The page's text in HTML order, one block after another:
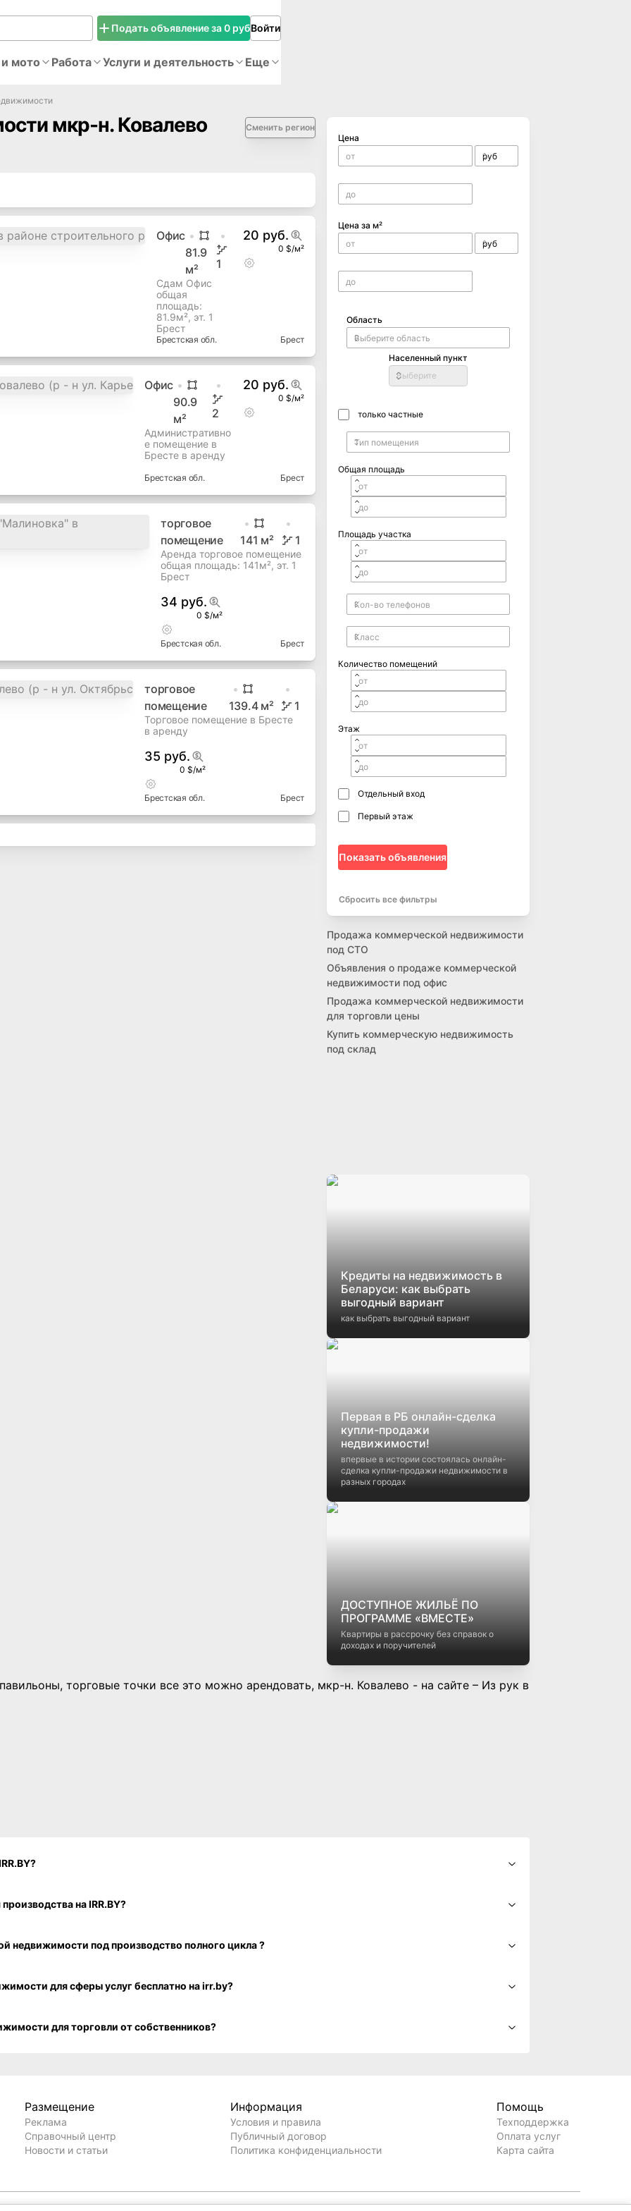
Подать объявление за 0 рубВойти
мото Работа Услуги и деятельность Еще
мкр-н. Ковалево Сменить регион
Офис
81.9
м²
1
Сдам Офис
общая
площадь:
81.9м², эт. 1
Брест
20 руб.
0 $/м²
Брестская обл. Брест
Офис
90.9
м²
2
Административно
е помещение в
Бресте в аренду
20 руб.
0 $/м²
Брестская обл. Брест
торговое
помещение
141 м² 1
Аренда торговое помещение
общая площадь: 141м², эт. 1
Брест
34 руб.
0 $/м²
Брестская обл. Брест
торговое
помещение
139.4м² 1
Торговое помещение в Бресте
в аренду
35 руб.
0 $/м²
Брестская обл. Брест
Цена
Цена за м²
Область
Населенный пункт
Выберите
только частные
Общая площадь
Площадь участка
Количество помещений
Этаж
Отдельный вход
Первый этаж
Показать объявления
Сбросить все фильтры
Продажа коммерческой недвижимости
под СТО
Объявления о продаже коммерческой
недвижимости под офис
Продажа коммерческой недвижимости
для торговли цены
Купить коммерческую недвижимость
под склад
Кредиты на недвижимость в
Беларуси: как выбрать
выгодный вариант
Первая в РБ онлайн-сделка
купли-продажи
недвижимости!
сделка купли-продажи недвижимости в
ДОСТУПНОЕ ЖИЛЬЁ ПО
ПРОГРАММЕ «ВМЕСТЕ»
Квартиры в рассрочку без справок о
доходах и поручителей
Размещение
Реклама
Информация
Условия и правила
Помощь
Техподдержка